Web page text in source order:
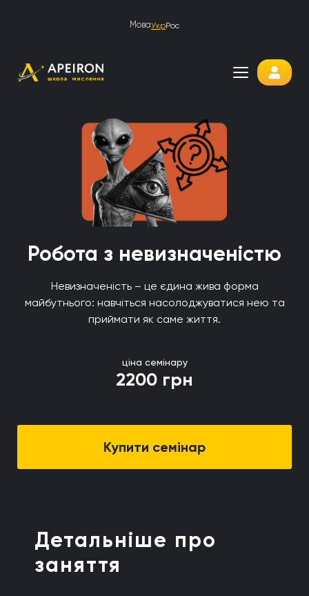
МоваУкрРос
Робота з невизначеністю
Невизначеність – це єдина жива форма
майбутнього: навчіться насолоджуватися нею та
приймати як саме життя.
ціна семінару
2200 грн
Купити семінар
Детальніше про
заняття